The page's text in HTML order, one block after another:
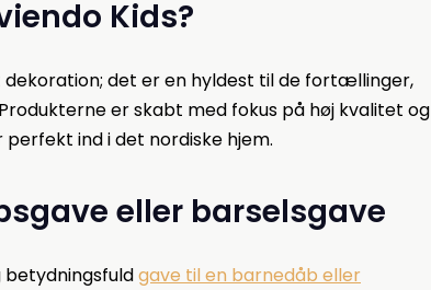
Kids?
dekoration; det er en hyldest til de fortællinger,
er skabt med fokus på høj kvalitet og
ind i det nordiske hjem.
eller barselsgave
betydningsfuldgave til en barnedåb eller